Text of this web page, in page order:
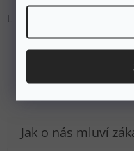
L
ZOBRAZIT